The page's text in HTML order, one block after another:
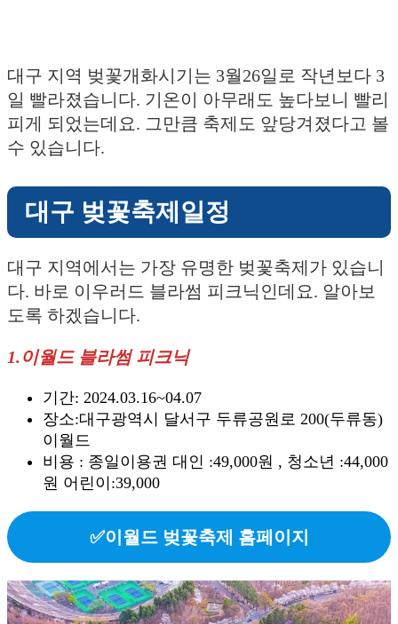
대구 지역 벚꽃개화시기는 3월26일로 작년보다 3
일 빨라졌습니다. 기온이 아무래도 높다보니 빨리
피게 되었는데요. 그만큼 축제도 앞당겨졌다고 볼
수 있습니다.
대구 벚꽃축제일정
대구 지역에서는 가장 유명한 벚꽃축제가 있습니
다. 바로 이우러드 블라썸 피크닉인데요. 알아보
도록 하겠습니다.
1.이월드 블라썸 피크닉
기간: 2024.03.16~04.07
장소:대구광역시 달서구 두류공원로 200(두류동)
이월드
비용 : 종일이용권 대인 :49,000원 , 청소년 :44,000
원 어린이:39,000
✅이월드 벚꽃축제 홈페이지